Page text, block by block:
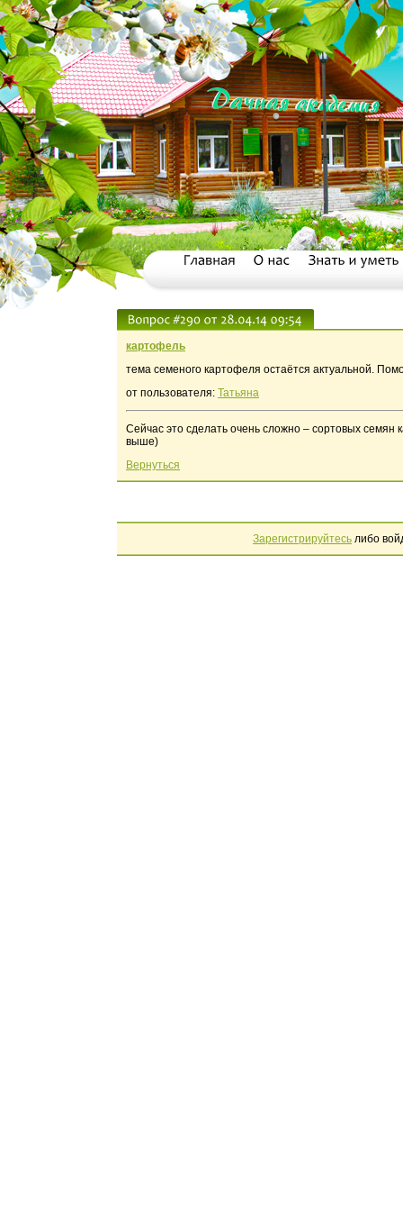
картофель
тема семеного картофеля остаётся актуальной.
от пользователя: Татьяна
Сейчас это сделать очень сложно – сортовых
выше)
Вернуться
Зарегистрируйтесь либо